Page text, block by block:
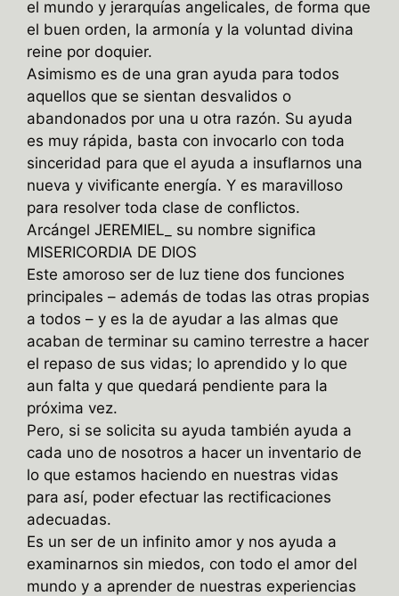
el mundo y jerarquías angelicales, de forma que
el buen orden, la armonía y la voluntad divina
reine por doquier.
Asimismo es de una gran ayuda para todos
aquellos que se sientan desvalidos o
abandonados por una u otra razón. Su ayuda
es muy rápida, basta con invocarlo con toda
sinceridad para que el ayuda a insuflarnos una
nueva y vivificante energía. Y es maravilloso
para resolver toda clase de conflictos.
Arcángel JEREMIEL_ su nombre significa
MISERICORDIA DE DIOS
Este amoroso ser de luz tiene dos funciones
principales – además de todas las otras propias
a todos – y es la de ayudar a las almas que
acaban de terminar su camino terrestre a hacer
el repaso de sus vidas; lo aprendido y lo que
aun falta y que quedará pendiente para la
próxima vez.
Pero, si se solicita su ayuda también ayuda a
cada uno de nosotros a hacer un inventario de
lo que estamos haciendo en nuestras vidas
para así, poder efectuar las rectificaciones
adecuadas.
Es un ser de un infinito amor y nos ayuda a
examinarnos sin miedos, con todo el amor del
mundo y a aprender de nuestras experiencias